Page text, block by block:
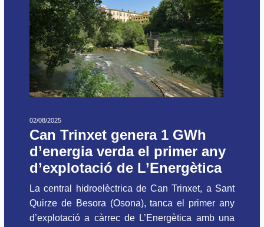
02/08/2025
Can Trinxet genera 1 GWh
d’energia verda el primer any
d’explotació de L’Energètica
La central hidroelèctrica de Can Trinxet, a Sant
Quirze de Besora (Osona), tanca el primer any
d’explotació a càrrec de L’Energètica amb una